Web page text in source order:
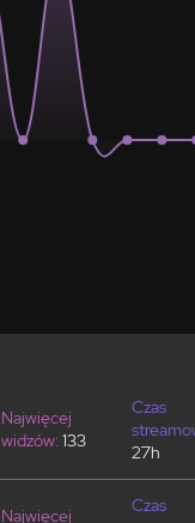
Najwięcej
widzów: 133
Czas
27h
Najwięcej
Czas